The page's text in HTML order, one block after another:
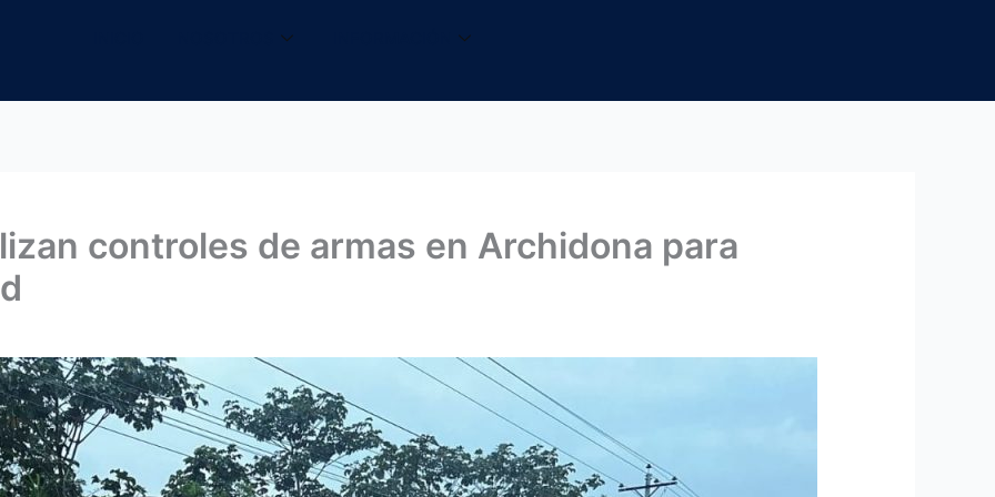
controles de armas en Archidona para